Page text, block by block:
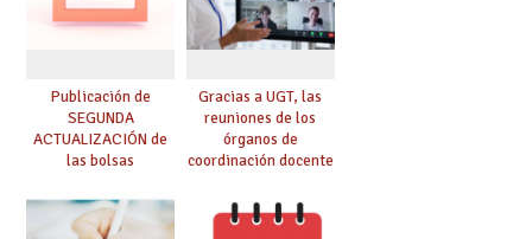
Publicación de
SEGUNDA
ACTUALIZACIÓN de
las bolsas
Cuerpo de Maestros
de especialidades
Gracias a UGT, las
reuniones de los
órganos de
coordinación docente
de manera
telemática, sin exigir